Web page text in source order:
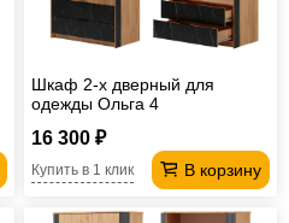
Шкаф 2-х дверный для
одежды Ольга 4
16 300 ₽
В корзину
Купить в 1 клик